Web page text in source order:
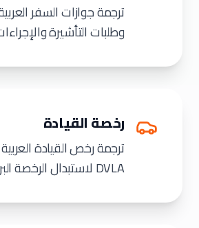
ترجمة جوازات السفر
وطلبات التأشيرة
رخصة القيادة
ترجمة رخص القيادة
DVLA لاستبدال الرخصة البريطانية.